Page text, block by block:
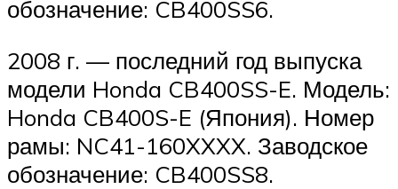
обозначение: CB400SS6.
2008 г. — последний год выпуска
модели Honda CB400SS-E. Модель:
Honda CB400S-E (Япония). Номер
рамы: NC41-160XXXX. Заводское
обозначение: CB400SS8.